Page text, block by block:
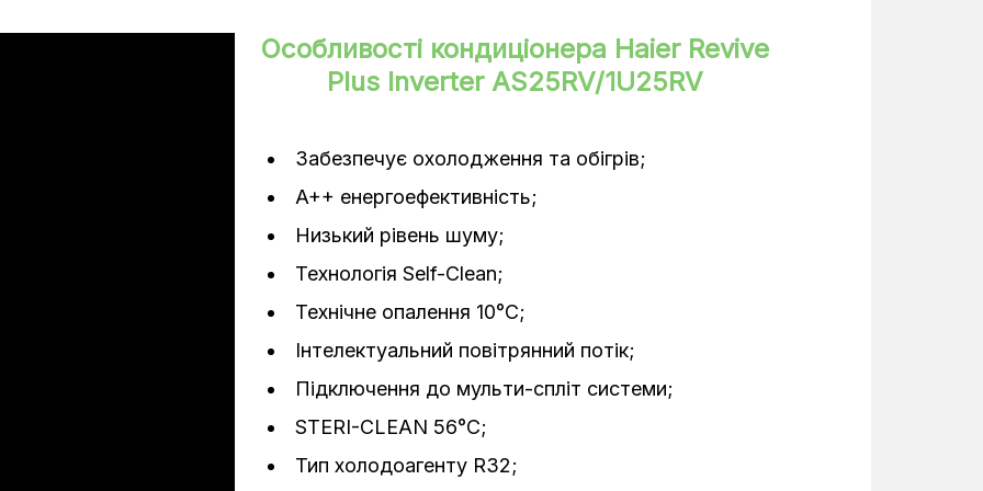
6,35 мм
18-37 дБ(А)
Особливості кондиціонера Haier Revive
Plus Inverter AS25RV/1U25RV
Забезпечує охолодження та обігрів;
A++ енергоефективність;
Низький рівень шуму;
Технологія Self-Clean;
Технічне опалення 10°С;
Інтелектуальний повітрянний потік;
Підключення до мульти-спліт системи;
STERI-CLEAN 56°C;
Тип холодоагенту R32;